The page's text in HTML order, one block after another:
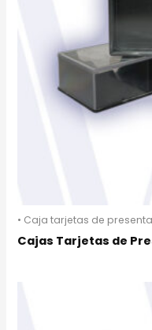
• Caja tarjetas de
Cajas Tarjetas de